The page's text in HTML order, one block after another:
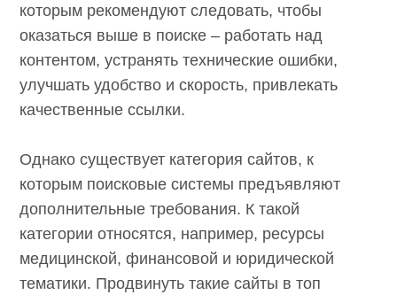
которым рекомендуют следовать, чтобы
оказаться выше в поиске – работать над
контентом, устранять технические ошибки,
улучшать удобство и скорость, привлекать
качественные ссылки.
Однако существует категория сайтов, к
которым поисковые системы предъявляют
дополнительные требования. К такой
категории относятся, например, ресурсы
медицинской, финансовой и юридической
тематики. Продвинуть такие сайты в топ